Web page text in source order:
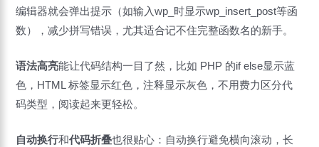
编辑器就会弹出提示（如输入wp_时显示wp_insert_post等函
数），减少拼写错误，尤其适合记不住完整函数名的新手。
语法高亮能让代码结构一目了然，比如 PHP 的if else显示蓝
色，HTML 标签显示红色，注释显示灰色，不用费力区分代
码类型，阅读起来更轻松。
自动换行和代码折叠也很贴心：自动换行避免横向滚动，长